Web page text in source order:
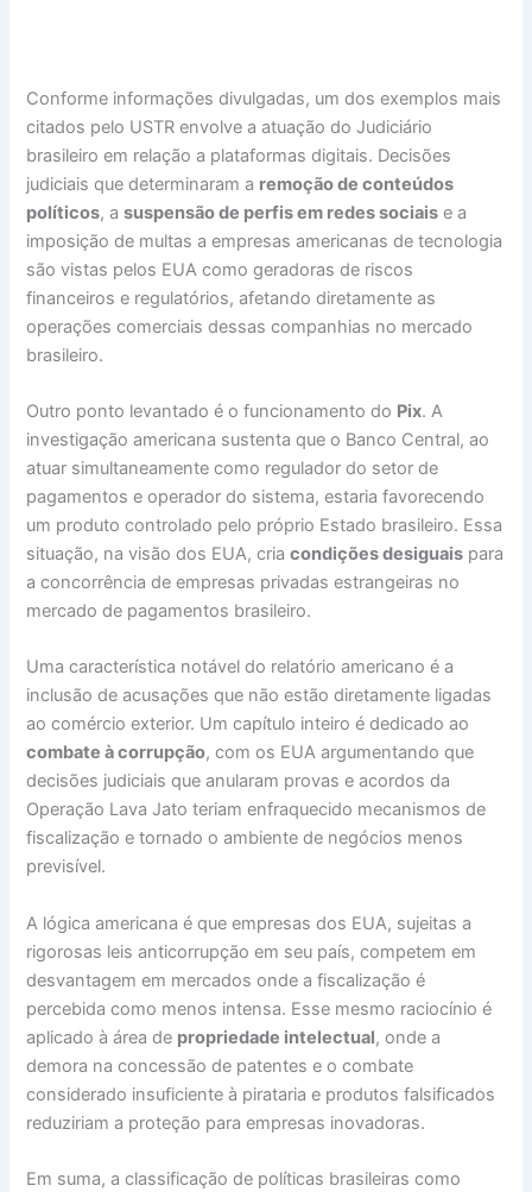
Conforme informações divulgadas, um dos exemplos mais
citados pelo USTR envolve a atuação do Judiciário
brasileiro em relação a plataformas digitais. Decisões
judiciais que determinaram a remoção de conteúdos
políticos, asuspensão de perfis em redes sociais e a
imposição de multas a empresas americanas de tecnologia
são vistas pelos EUA como geradoras de riscos
financeiros e regulatórios, afetando diretamente as
operações comerciais dessas companhias no mercado
brasileiro.
Outro ponto levantado é o funcionamento do Pix. A
investigação americana sustenta que o Banco Central, ao
atuar simultaneamente como regulador do setor de
pagamentos e operador do sistema, estaria favorecendo
um produto controlado pelo próprio Estado brasileiro. Essa
situação, na visão dos EUA, criacondições desiguais para
a concorrência de empresas privadas estrangeiras no
mercado de pagamentos brasileiro.
Uma característica notável do relatório americano é a
inclusão de acusações que não estão diretamente ligadas
ao comércio exterior. Um capítulo inteiro é dedicado ao
combate à corrupção, com os EUA argumentando que
decisões judiciais que anularam provas e acordos da
Operação Lava Jato teriam enfraquecido mecanismos de
fiscalização e tornado o ambiente de negócios menos
previsível.
A lógica americana é que empresas dos EUA, sujeitas a
rigorosas leis anticorrupção em seu país, competem em
desvantagem em mercados onde a fiscalização é
percebida como menos intensa. Esse mesmo raciocínio é
aplicado à área de propriedade intelectual, onde a
demora na concessão de patentes e o combate
considerado insuficiente à pirataria e produtos falsificados
reduziriam a proteção para empresas inovadoras.
Em suma, a classificação de políticas brasileiras como